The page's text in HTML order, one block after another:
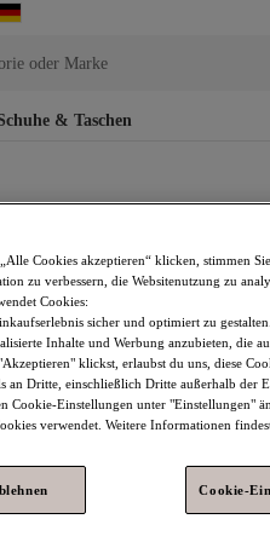
oder Marke
& Taschen
Collection Damen Unterhose
Curve Mehrfarbig Unterhose
Damen Unterhose Beige
der sich für die Kategorie
Cookies akzeptieren“ klicken, stimmen
zu verbessern, die Websitenutzung zu
Cookies:
sicher und optimiert zu gestalten.
Inhalte und Werbung anzubieten, die
klickst, erlaubst du uns, diese
an Dritte, einschließlich Dritte außerhalb
Cookie-Einstellungen unter "Einstellungen"
verwendet. Weitere Informationen
Cookie-